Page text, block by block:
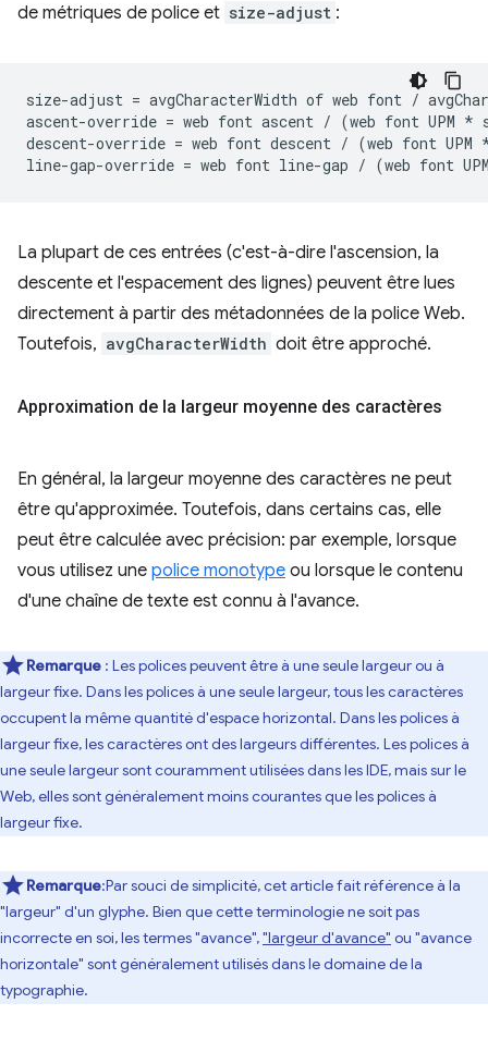
de métriques de police et size-adjust :
size-adjust = avgCharacterWidth of web font /
ascent-override = web font ascent / (web font UPM
descent-override = web font descent / (web font
La plupart de ces entrées (c'est-à-dire l'ascension, la
descente et l'espacement des lignes) peuvent être lues
directement à partir des métadonnées de la police Web.
Toutefois, avgCharacterWidth doit être approché.
Approximation de la largeur moyenne des caractères
En général, la largeur moyenne des caractères ne peut
être qu'approximée. Toutefois, dans certains cas, elle
peut être calculée avec précision: par exemple, lorsque
vous utilisez une police monotype ou lorsque le contenu
d'une chaîne de texte est connu à l'avance.
Remarque : Les polices peuvent être à une seule largeur ou à
largeur fixe. Dans les polices à une seule largeur, tous les caractères
occupent la même quantité d'espace horizontal. Dans les polices à
largeur fixe, les caractères ont des largeurs différentes. Les polices à
une seule largeur sont couramment utilisées dans les IDE, mais sur le
Web, elles sont généralement moins courantes que les polices à
largeur fixe.
Remarque:Par souci de simplicité, cet article fait référence à la
"largeur" d'un glyphe. Bien que cette terminologie ne soit pas
incorrecte en soi, les termes "avance","largeur d'avance" ou "avance
horizontale" sont généralement utilisés dans le domaine de la
typographie.